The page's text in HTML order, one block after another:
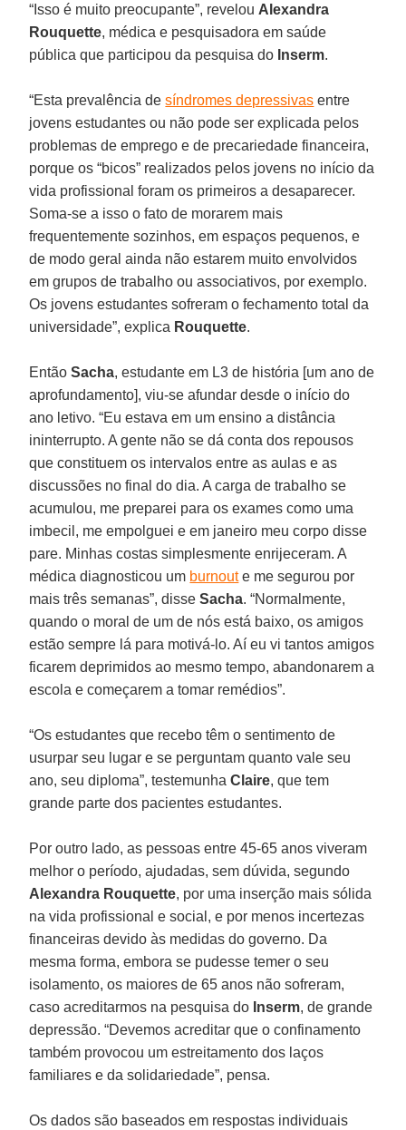
“Isso é muito preocupante”, revelou Alexandra
Rouquette, médica e pesquisadora em saúde
pública que participou da pesquisa do Inserm.
“Esta prevalência desíndromes depressivas entre
jovens estudantes ou não pode ser explicada pelos
problemas de emprego e de precariedade financeira,
porque os “bicos” realizados pelos jovens no início da
vida profissional foram os primeiros a desaparecer.
Soma-se a isso o fato de morarem mais
frequentemente sozinhos, em espaços pequenos, e
de modo geral ainda não estarem muito envolvidos
em grupos de trabalho ou associativos, por exemplo.
Os jovens estudantes sofreram o fechamento total da
universidade”, explica Rouquette.
EntãoSacha, estudante em L3 de história [um ano de
aprofundamento], viu-se afundar desde o início do
ano letivo. “Eu estava em um ensino a distância
ininterrupto. A gente não se dá conta dos repousos
que constituem os intervalos entre as aulas e as
discussões no final do dia. A carga de trabalho se
acumulou, me preparei para os exames como uma
imbecil, me empolguei e em janeiro meu corpo disse
pare. Minhas costas simplesmente enrijeceram. A
médica diagnosticou um burnoute me segurou por
mais três semanas”, disseSacha. “Normalmente,
quando o moral de um de nós está baixo, os amigos
estão sempre lá para motivá-lo. Aí eu vi tantos amigos
ficarem deprimidos ao mesmo tempo, abandonarem a
escola e começarem a tomar remédios”.
“Os estudantes que recebo têm o sentimento de
usurpar seu lugar e se perguntam quanto vale seu
ano, seu diploma”, testemunhaClaire, que tem
grande parte dos pacientes estudantes.
Por outro lado, as pessoas entre 45-65 anos viveram
melhor o período, ajudadas, sem dúvida, segundo
Alexandra Rouquette, por uma inserção mais sólida
na vida profissional e social, e por menos incertezas
financeiras devido às medidas do governo. Da
mesma forma, embora se pudesse temer o seu
isolamento, os maiores de 65 anos não sofreram,
caso acreditarmos na pesquisa do Inserm, de grande
depressão. “Devemos acreditar que o confinamento
também provocou um estreitamento dos laços
familiares e da solidariedade”, pensa.
Os dados são baseados em respostas individuais